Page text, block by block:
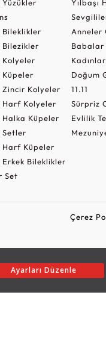
Ayarları Düzenle
Yüzükler
Bileklikler
Bilezikler
Kolyeler
Küpeler
Zincir Kolyeler
Harf Kolyeler
Halka Küpeler
Setler
Harf Küpeler
Erkek Bileklikler
Set
Yılbaşı
Anneler
Babalar
Doğum
11.11
Sürpriz
Evlilik
Çerez
tüm hakları saklıdır.